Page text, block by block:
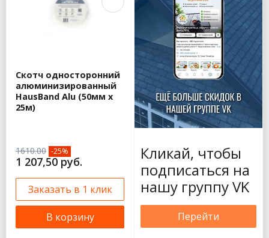
Скотч односторонний
алюминизированный
HausBand Alu (50мм х
25м)
1610.00 -25%
1 207,50 руб.
Заказать в 1 клик
В корзину
Кликай, чтобы
подписаться на
нашу группу VK
Перейти